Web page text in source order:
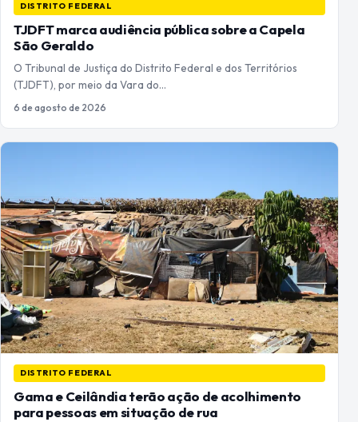
DISTRITO FEDERAL
TJDFT marca audiência pública sobre a Capela
São Geraldo
O Tribunal de Justiça do Distrito Federal e dos Territórios
(TJDFT), por meio da Vara do…
6 de agosto de 2026
DISTRITO FEDERAL
Gama e Ceilândia terão ação de acolhimento
para pessoas em situação de rua